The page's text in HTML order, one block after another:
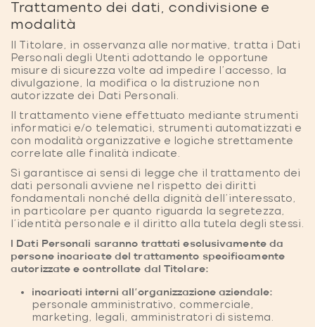
Trattamento dei dati, condivisione e
modalità
Il Titolare, in osservanza alle normative, tratta i Dati
Personali degli Utenti adottando le opportune
misure di sicurezza volte ad impedire l’accesso, la
divulgazione, la modifica o la distruzione non
autorizzate dei Dati Personali.
Il trattamento viene effettuato mediante strumenti
informatici e/o telematici, strumenti automatizzati e
con modalità organizzative e logiche strettamente
correlate alle finalità indicate.
Si garantisce ai sensi di legge che il trattamento dei
dati personali avviene nel rispetto dei diritti
fondamentali nonché della dignità dell’interessato,
in particolare per quanto riguarda la segretezza,
l’identità personale e il diritto alla tutela degli stessi.
I Dati Personali saranno trattati esclusivamente da
persone incaricate del trattamento specificamente
autorizzate e controllate dal Titolare:
incaricati interni all’organizzazione aziendale:
personale amministrativo, commerciale,
marketing, legali, amministratori di sistema.